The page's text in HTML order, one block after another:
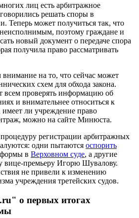
лиц есть арбитражное
решать споры в
Теперь может получиться так, что
неисполнимым, поэтому граждане и
новый документ о передаче спора
получила право рассматривать
на то, что сейчас может
схем для обхода закона.
всем проверять информацию об
и внимательнее относиться к
ли учреждение право
можно на сайте Минюста.
регистрации арбитражных
одни пытаются оспорить
в Верховном суде, а другие
вице-премьеру Игорю Шувалову.
не привели к изменению
учреждения третейских судов.
о первых итогах